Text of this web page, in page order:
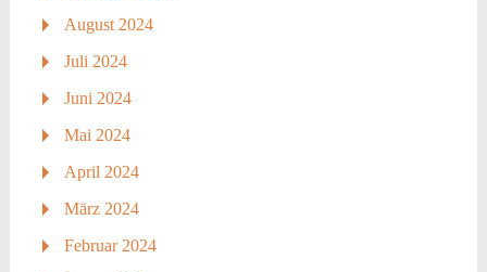
August 2024
Juli 2024
Juni 2024
Mai 2024
April 2024
März 2024
Februar 2024